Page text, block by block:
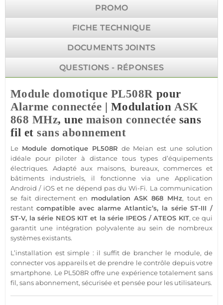
PROMO
FICHE TECHNIQUE
DOCUMENTS JOINTS
QUESTIONS - RÉPONSES
Module domotique PL508R pour
Alarme connectée | Modulation ASK
868 MHz, une maison connectée sans
fil etsans abonnement
Le Module domotique PL508R de Meian est une solution
idéale pour piloter à distance tous types d’équipements
électriques. Adapté aux maisons, bureaux,commerces et
bâtiments industriels, il fonctionne via une Application
Android / iOSet ne dépend pas du Wi-Fi. La communication
se fait directement en modulationASK 868 MHz, tout en
restant compatibleavecalarme Atlantic’s, la sérieST-III /
ST-V, la série NEOSKIT et la série IPEOS/ATEOS KIT, ce qui
garantit une intégration polyvalente au sein de nombreux
systèmes existants.
L’installation est simple : il suffit de brancher le module, de
connecter vos appareils et de prendre le contrôle depuis votre
smartphone. Le PL508R offre une expérience totalement sans
fil, sans abonnement, sécurisée et pensée pour les utilisateurs.